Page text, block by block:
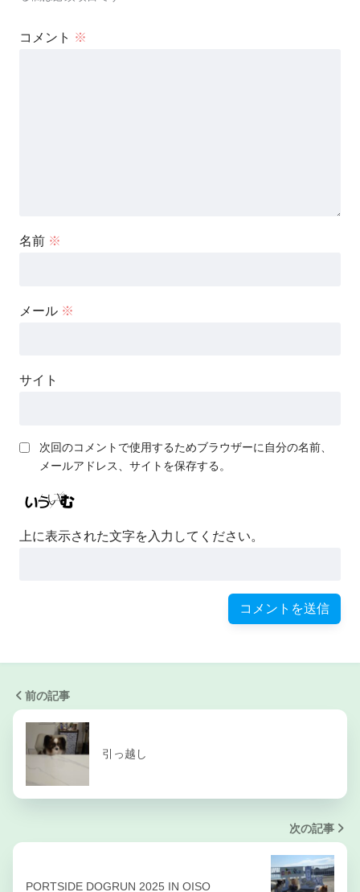
コメント ※
名前 ※
メール ※
サイト
次回のコメントで使用するためブラウザーに自分の名前、
メールアドレス、サイトを保存する。
上に表示された文字を入力してください。
前の記事
引っ越し
次の記事
PORTSIDE DOGRUN 2025 IN OISO